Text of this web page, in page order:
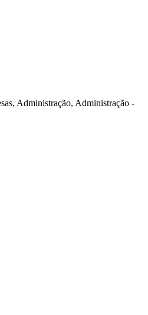
Administração, Administração -